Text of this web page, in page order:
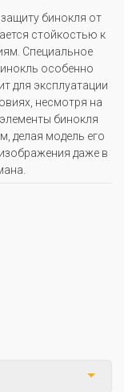
бинокля от
стойкостью к
Специальное
особенно
для эксплуатации
несмотря на
бинокля
делая модель его
даже в